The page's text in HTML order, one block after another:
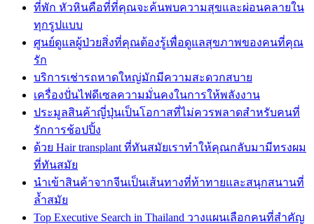
ที่พัก หัวหินคือที่ที่คุณจะค้นพบความสุขและผ่อนคลายใน
ทุกรูปแบบ
ศูนย์ดูแลผู้ป่วยสิ่งที่คุณต้องรู้เพื่อดูแลสุขภาพของคนที่คุณ
รัก
บริการเช่ารถหาดใหญ่มักมีความสะดวกสบาย
เครื่องปั่นไฟดีเซลความมั่นคงในการให้พลังงาน
ประมูลสินค้าญี่ปุ่นเป็นโอกาสที่ไม่ควรพลาดสำหรับคนที่
รักการช้อปปิ้ง
ด้วย Hair transplant ที่ทันสมัยเราทำให้คุณกลับมามีทรงผม
ที่ทันสมัย
นำเข้าสินค้าจากจีนเป็นเส้นทางที่ท้าทายและสนุกสนานที่
ล้ำสมัย
Top Executive Search in Thailand วางแผนเลือกคนที่สำคัญ